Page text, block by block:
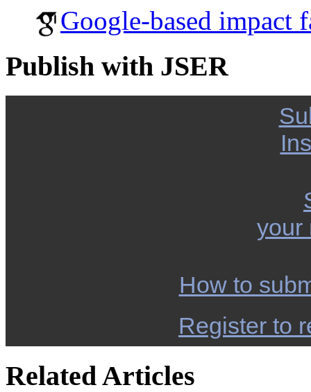
Google-based impact
Publish with JSER
your
How to
Register to
Related Articles